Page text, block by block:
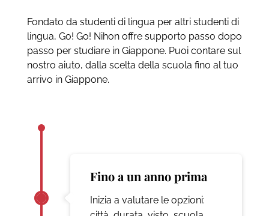
Fondato da studenti di lingua per altri studenti di
lingua, Go! Go! Nihon offre supporto passo dopo
passo per studiare in Giappone. Puoi contare sul
nostro aiuto, dalla scelta della scuola fino al tuo
arrivo in Giappone.
Fino a un anno prima
Inizia a valutare le opzioni: